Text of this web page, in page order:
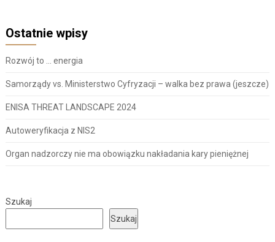
Ostatnie wpisy
Rozwój to … energia
Samorządy vs. Ministerstwo Cyfryzacji – walka bez prawa (jeszcze)
ENISA THREAT LANDSCAPE 2024
Autoweryfikacja z NIS2
Organ nadzorczy nie ma obowiązku nakładania kary pieniężnej
Szukaj
Szukaj